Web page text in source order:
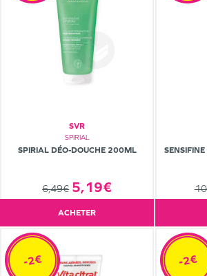
SVR
SPIRIAL
SPIRIAL DÉO-DOUCHE 200ML
6,49€ 5,19€
ACHETER
-2€ -2€